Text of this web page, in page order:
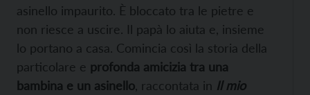
asinello impaurito. È bloccato tra le pietre e
non riesce a uscire. Il papà lo aiuta e, insieme
lo portano a casa. Comincia così la storia della
particolare e profonda amicizia tra una
bambina e un asinello , raccontata in Il mio